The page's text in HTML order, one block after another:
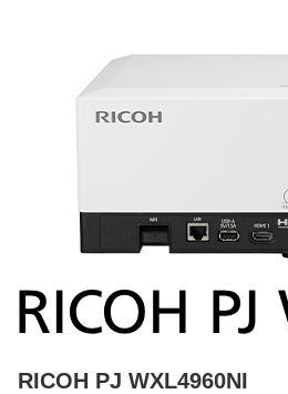
RICOH PJ WXL4960NI